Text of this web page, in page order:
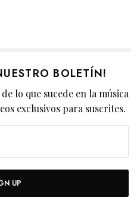
BOLETÍN!
lo que sucede en la música
exclusivos para suscrites.
UP